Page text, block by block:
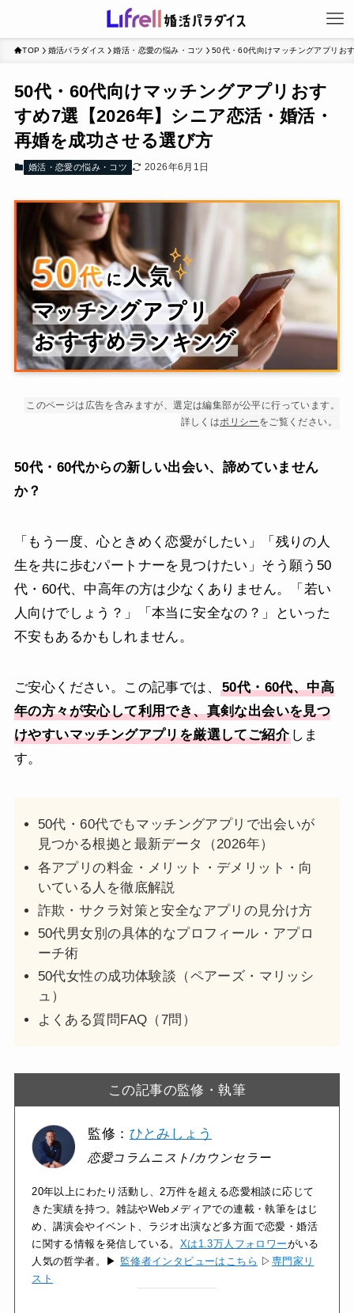
TOP 婚活パラダイス 婚活・恋愛の悩み・コツ 50代・60代向けマッチングアプリお
50代・60代向けマッチングアプリおす
すめ7選【2026年】シニア恋活・婚活・
再婚を成功させる選び方
婚活・恋愛の悩み・コツ 2026年6月1日
このページは広告を含みますが、選定は編集部が公平に行っています。
詳しくはポリシー をご覧ください。
50代・60代からの新しい出会い、諦めていません
か？
「もう一度、心ときめく恋愛がしたい」「残りの人
生を共に歩むパートナーを見つけたい」そう願う50
代・60代、中高年の方は少なくありません。「若い
人向けでしょう？」「本当に安全なの？」といった
不安もあるかもしれません。
ご安心ください。この記事では、
50代・60代、中高
年の方々が安心して利用でき、真剣な出会いを見つ
けやすいマッチングアプリを厳選してご紹介しま
す。
50代・60代でもマッチングアプリで出会いが
見つかる根拠と最新データ（2026年）
各アプリの料金・メリット・デメリット・向
いている人を徹底解説
詐欺・サクラ対策と安全なアプリの見分け方
50代男女別の具体的なプロフィール・アプロ
ーチ術
50代女性の成功体験談（ペアーズ・マリッシ
ュ）
よくある質問FAQ（7問）
この記事の監修・執筆
監修： ひとみしょう
恋愛コラムニスト/カウンセラー
20年以上にわたり活動し、2万件を超える恋愛相談に応じて
きた実績を持つ。雑誌やWebメディアでの連載・執筆をはじ
め、講演会やイベント、ラジオ出演など多方面で恋愛・婚活
に関する情報を発信している。 Xは1.3万人フォロワーがいる
人気の哲学者。▶ 監修者インタビューはこちら ▷ 専門家リ
スト